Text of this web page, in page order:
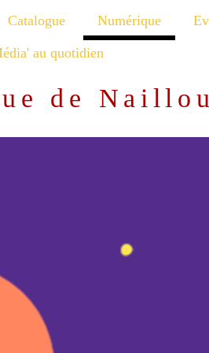
Catalogue Numérique
au quotidien
de